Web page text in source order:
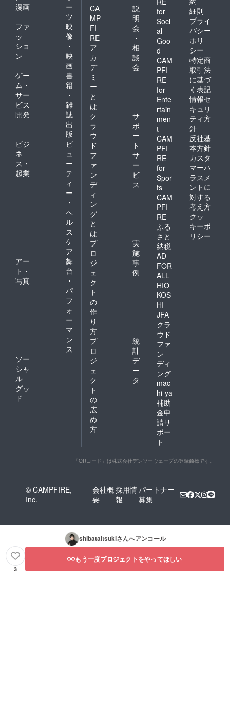
漫画
ー
ツ
ファ
ッ
ショ
ン
映
像
・
映
画
ゲー
ム・
サー
ビス
開発
書
籍
・
雑
誌
出
版
ビジ
ネ
ス・
起業
ビ
ュ
ー
テ
ィ
ー
・
ヘ
ル
ス
ケ
ア
アー
ト・
写真
舞
台
・
パ
フ
ォ
ー
マ
ン
ス
ソー
シャ
ル
グッ
ド
CA
MP
FI
RE
ア
カ
デ
ミ
ー
と
は
説
明
会
・
相
談
会
ク
ラ
ウ
ド
フ
ァ
ン
デ
ィ
ン
グ
と
は
サ
ポ
ー
ト
サ
ー
ビ
ス
プ
ロ
ジ
ェ
ク
ト
の
作
り
方
実
施
事
例
プ
ロ
ジ
ェ
ク
ト
の
広
め
方
統
計
デ
ー
タ
for
Soci
al
Goo
d
CAM
PFI
RE
for
Ente
rtain
men
t
CAM
PFI
RE
for
Spor
ts
CAM
PFI
RE
ふる
さと
納税
AD
FOR
ALL
HIO
KOS
HI
JFA
クラ
ウド
ファ
ン
ディ
ング
mac
hi-ya
補助
金申
請サ
ポー
ト
細則
プライ
バシー
ポリ
シー
特定商
取引法
に基づ
く表記
情報セ
キュリ
ティ方
針
反社基
本方針
カスタ
マーハ
ラスメ
ントに
対する
考え方
クッ
キーポ
リシー
「QRコード」は株式会社デンソーウェーブの登録商標です。
© CAMPFIRE,
Inc.
会社概
要
採用情
報
パートナー
募集
shibataitsukiさんへアンコール
3
もう一度プロジェクトをやってほしい